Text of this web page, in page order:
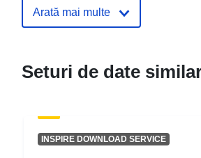
4acc-8fa3-
Arată mai multe
Seturi de date
INSPIRE DOWNLOAD SERVICE